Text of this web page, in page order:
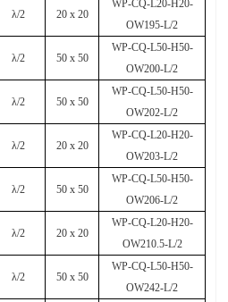
λ/2 20 x 20
WP-CQ-L20-H20-
OW195-L/2
λ/2 50 x 50
WP-CQ-L50-H50-
OW200-L/2
λ/2 50 x 50
WP-CQ-L50-H50-
OW202-L/2
λ/2 20 x 20
WP-CQ-L20-H20-
OW203-L/2
λ/2 50 x 50
WP-CQ-L50-H50-
OW206-L/2
λ/2 20 x 20
WP-CQ-L20-H20-
OW210.5-L/2
λ/2 50 x 50
WP-CQ-L50-H50-
OW242-L/2